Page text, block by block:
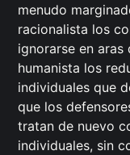
menudo
racionalista los
ignorarse en
humanista los
individuales que
que los
tratan de nuevo
individuales, sin